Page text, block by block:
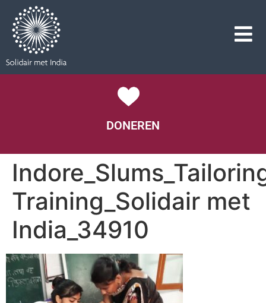
DONEREN
Training_Solidair met
India_34910